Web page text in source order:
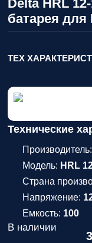
Delta HRL
батарея
ТЕХ
Технические
Производитель:
Модель: HRL
Страна
Напряжение:
Емкость: 100
В наличии